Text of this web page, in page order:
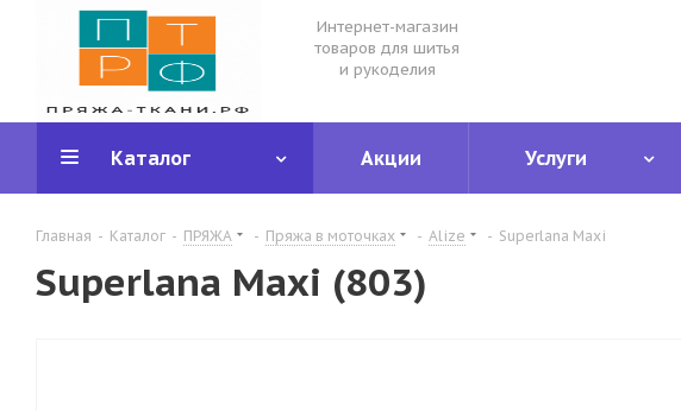
Интернет-магазин
товаров для шитья
и рукоделия
Каталог Акции Услуги
Главная - Каталог - ПРЯЖА - Пряжа в моточках - Alize - Superlana Maxi
Superlana Maxi (803)